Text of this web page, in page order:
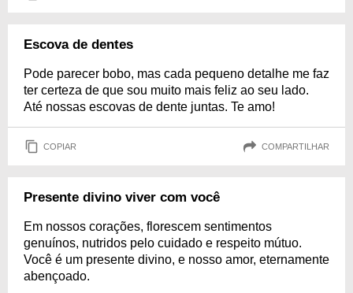
Escova de dentes
Pode parecer bobo, mas cada pequeno detalhe me faz
ter certeza de que sou muito mais feliz ao seu lado.
Até nossas escovas de dente juntas. Te amo!
COPIAR COMPARTILHAR
Presente divino viver com você
Em nossos corações, florescem sentimentos
genuínos, nutridos pelo cuidado e respeito mútuo.
Você é um presente divino, e nosso amor, eternamente
abençoado.